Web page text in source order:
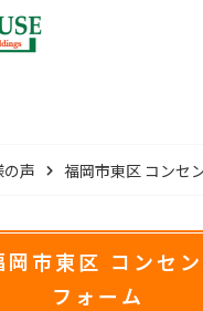
の声 福岡市東区 コンセ
岡市東区 コンセ
フォーム